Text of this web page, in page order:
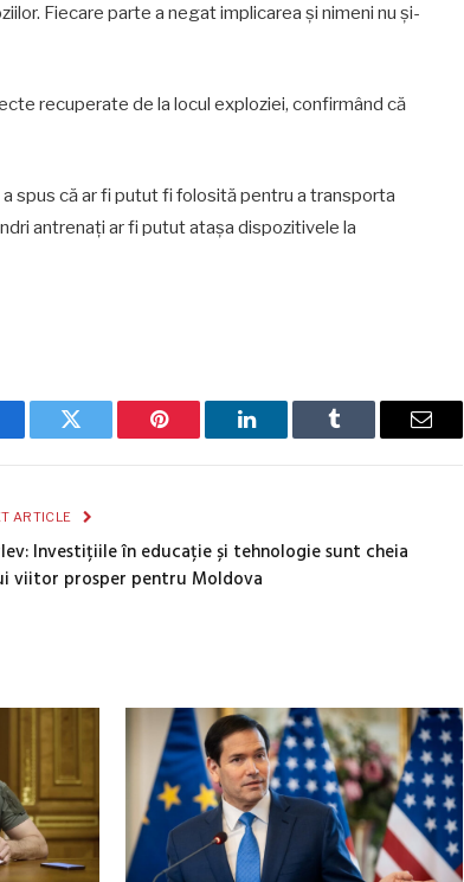
Fiecare parte a negat implicarea și nimeni nu și-
recuperate de la locul exploziei, confirmând că
spus că ar fi putut fi folosită pentru a transporta
antrenați ar fi putut atașa dispozitivele la
Twitter Pinterest LinkedIn Tumblr Email
ARTICLE
Investițiile în educație și tehnologie sunt cheia
viitor prosper pentru Moldova